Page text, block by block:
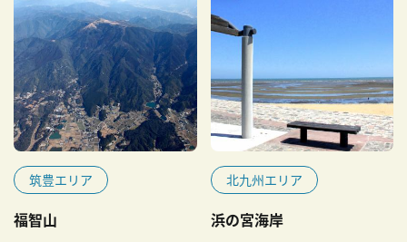
筑豊エリア
福智山
北九州エリア
浜の宮海岸